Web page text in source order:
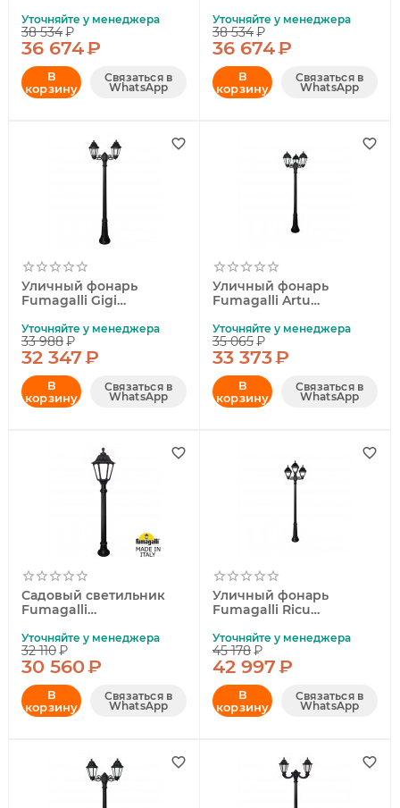
E22.156.S30.AXF1R
Уточняйте у менеджера
38 534₽
36 674₽
В
корзину
Связаться в
WhatsApp
E22.156.S30.WXF1R
Уточняйте у менеджера
38 534₽
36 674₽
В
корзину
Связаться в
WhatsApp
Уличный фонарь
Fumagalli Gigi
E22.156.S20.AXF1R
Уточняйте у менеджера
33 988₽
32 347₽
В
корзину
Связаться в
WhatsApp
Уличный фонарь
Fumagalli Artu
E22.158.S30.AYF1R
Уточняйте у менеджера
35 065₽
33 373₽
В
корзину
Связаться в
WhatsApp
Садовый светильник
Fumagalli
Уточняйте у менеджера
32 110₽
30 560₽
В
корзину
Связаться в
WhatsApp
Уличный фонарь
Fumagalli Ricu
U23.157.S21.AXF1R
Уточняйте у менеджера
45 178₽
42 997₽
В
корзину
Связаться в
WhatsApp